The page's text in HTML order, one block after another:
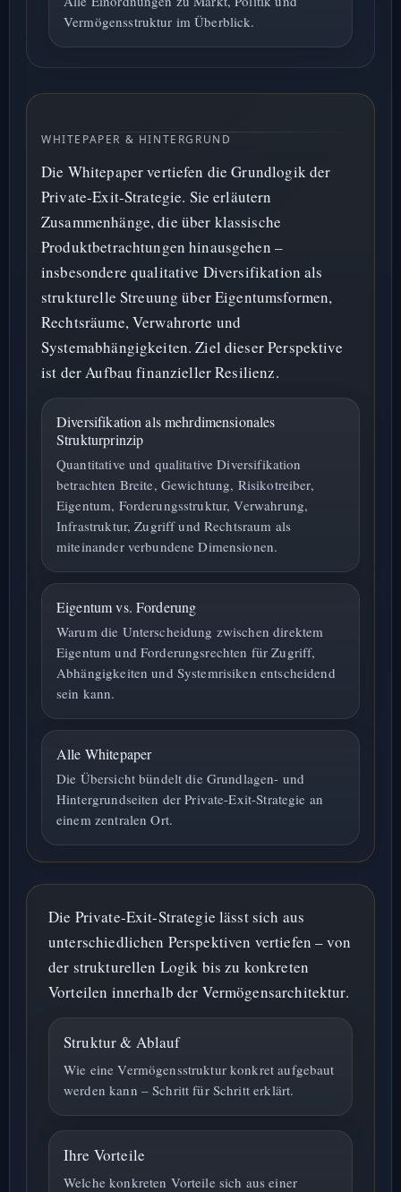
Vermögensstruktur im Überblick.
WHITEPAPER & HINTERGRUND
Die Whitepaper vertiefen die Grundlogik der
Private-Exit-Strategie. Sie erläutern
Zusammenhänge, die über klassische
Produktbetrachtungen hinausgehen –
insbesondere qualitative Diversifikation als
strukturelle Streuung über Eigentumsformen,
Rechtsräume, Verwahrorte und
Systemabhängigkeiten. Ziel dieser Perspektive
ist der Aufbau finanzieller Resilienz.
Diversifikation als mehrdimensionales
Strukturprinzip
Quantitative und qualitative Diversifikation
betrachten Breite, Gewichtung, Risikotreiber,
Eigentum, Forderungsstruktur, Verwahrung,
Infrastruktur, Zugriff und Rechtsraum als
miteinander verbundene Dimensionen.
Eigentum vs. Forderung
Warum die Unterscheidung zwischen direktem
Eigentum und Forderungsrechten für Zugriff,
Abhängigkeiten und Systemrisiken entscheidend
sein kann.
Alle Whitepaper
Die Übersicht bündelt die Grundlagen- und
Hintergrundseiten der Private-Exit-Strategie an
einem zentralen Ort.
Die Private-Exit-Strategie lässt sich aus
unterschiedlichen Perspektiven vertiefen – von
der strukturellen Logik bis zu konkreten
Vorteilen innerhalb der Vermögensarchitektur.
Struktur & Ablauf
Wie eine Vermögensstruktur konkret aufgebaut
werden kann – Schritt für Schritt erklärt.
Ihre Vorteile
Welche konkreten Vorteile sich aus einer